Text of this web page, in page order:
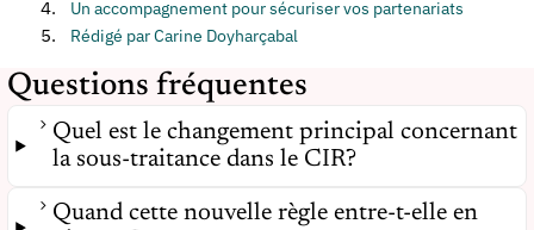
Un accompagnement pour sécuriser vos partenariats
Rédigé par Carine Doyharçabal
Questions fréquentes
Quel est le changement principal concernant
la sous-traitance dans le CIR?
Quand cette nouvelle règle entre-t-elle en